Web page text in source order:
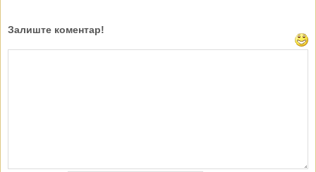
Залиште коментар!